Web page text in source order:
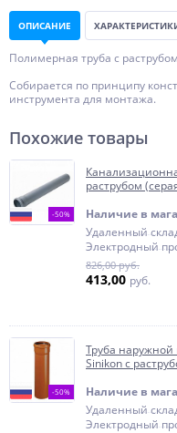
ОПИСАНИЕ
Полимерная труба с
Собирается по принципу
инструмента для монтажа.
Похожие товары
-50%
раструбом
Наличие в
Удаленный
Электродный
826,00 руб.
413,00 руб.
-50%
Труба наружной
Sinikon с
Наличие в
Удаленный
Электродный